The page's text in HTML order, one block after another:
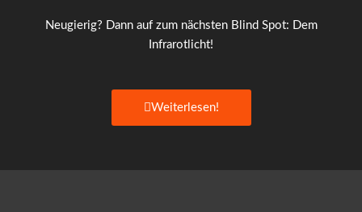
Neugierig? Dann auf zum nächsten Blind Spot: Dem
Infrarotlicht!
Weiterlesen!